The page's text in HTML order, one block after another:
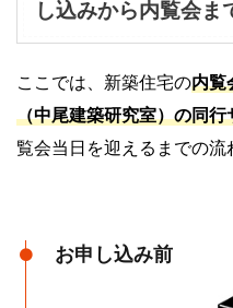
し込みから内覧会ま
ここでは、新築住宅の内覧
（中尾建築研究室）の同行
覧会当日を迎えるまでの流
お申し込み前